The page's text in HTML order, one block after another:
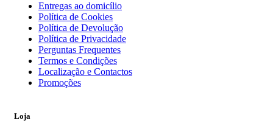
Entregas ao domicílio
Política de Cookies
Política de Devolução
Política de Privacidade
Perguntas Frequentes
Termos e Condições
Localização e Contactos
Promoções
Loja